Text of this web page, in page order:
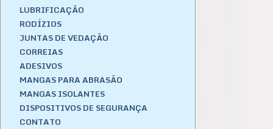
LUBRIFICAÇÃO
RODÍZIOS
JUNTAS DE VEDAÇÃO
CORREIAS
ADESIVOS
MANGAS PARA ABRASÃO
MANGAS ISOLANTES
DISPOSITIVOS DE SEGURANÇA
CONTATO